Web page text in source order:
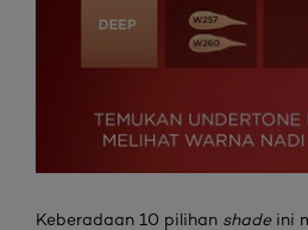
Keberadaan 10 pilihan shadeini